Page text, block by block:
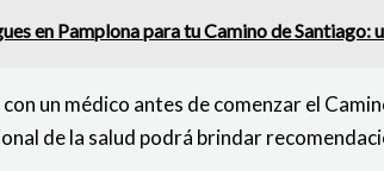
en Pamplona para tu Camino de Santiago:
un médico antes de comenzar el
de la salud podrá brindar